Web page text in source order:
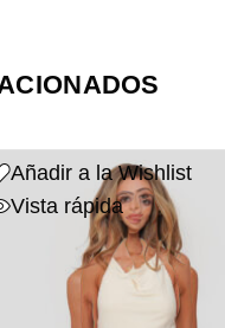
Añadir a la Wishlist
Vista rápida